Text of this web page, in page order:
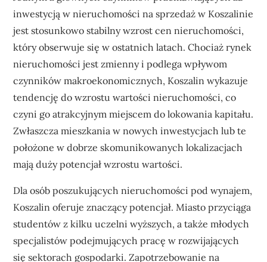
inwestycją w nieruchomości na sprzedaż w Koszalinie
jest stosunkowo stabilny wzrost cen nieruchomości,
który obserwuje się w ostatnich latach. Chociaż rynek
nieruchomości jest zmienny i podlega wpływom
czynników makroekonomicznych, Koszalin wykazuje
tendencję do wzrostu wartości nieruchomości, co
czyni go atrakcyjnym miejscem do lokowania kapitału.
Zwłaszcza mieszkania w nowych inwestycjach lub te
położone w dobrze skomunikowanych lokalizacjach
mają duży potencjał wzrostu wartości.
Dla osób poszukujących nieruchomości pod wynajem,
Koszalin oferuje znaczący potencjał. Miasto przyciąga
studentów z kilku uczelni wyższych, a także młodych
specjalistów podejmujących pracę w rozwijających
się sektorach gospodarki. Zapotrzebowanie na